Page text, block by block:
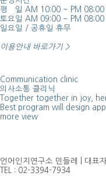
평 일 AM 10:00 ~ PM 08:00
토요일 AM 09:00 ~ PM 08:00
일요일 / 공휴일 휴무
이용안내 바로가기 >
Communication clinic
의사소통 클리닉
Together together in joy,
Best program will design
more view
언어인지연구소 민들레 | 대표
TEL : 02-3394-7934